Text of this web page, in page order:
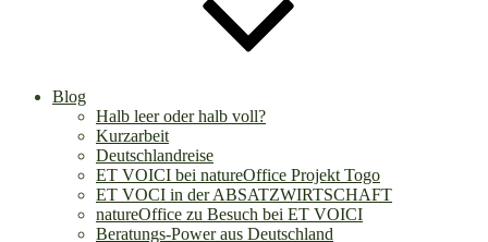
Blog
Halb leer oder halb voll?
Kurzarbeit
Deutschlandreise
ET VOICI bei natureOffice Projekt Togo
ET VOCI in der ABSATZWIRTSCHAFT
natureOffice zu Besuch bei ET VOICI
Beratungs-Power aus Deutschland